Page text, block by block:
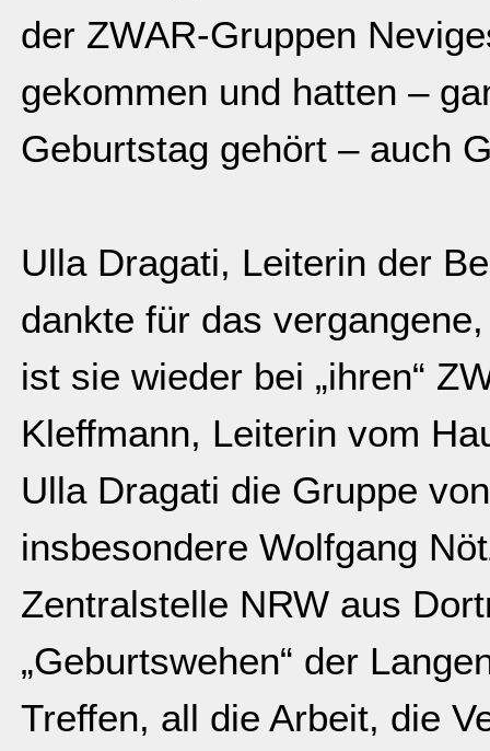
der ZWAR-Gruppen
gekommen und hatten –
Geburtstag gehört – auch
Ulla Dragati, Leiterin der
dankte für das
ist sie wieder bei „ihren“
Kleffmann, Leiterin vom
Ulla Dragati die Gruppe
insbesondere Wolfgang
Zentralstelle NRW aus
„Geburtswehen“ der
Treffen, all die Arbeit, die